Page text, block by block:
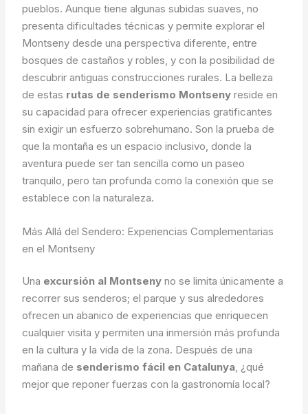
pueblos. Aunque tiene algunas subidas suaves, no
presenta dificultades técnicas y permite explorar el
Montseny desde una perspectiva diferente, entre
bosques de castaños y robles, y con la posibilidad de
descubrir antiguas construcciones rurales. La belleza
de estas rutas de senderismo Montseny reside en
su capacidad para ofrecer experiencias gratificantes
sin exigir un esfuerzo sobrehumano. Son la prueba de
que la montaña es un espacio inclusivo, donde la
aventura puede ser tan sencilla como un paseo
tranquilo, pero tan profunda como la conexión que se
establece con la naturaleza.
Más Allá del Sendero: Experiencias Complementarias
en el Montseny
Una excursión al Montseny no se limita únicamente a
recorrer sus senderos; el parque y sus alrededores
ofrecen un abanico de experiencias que enriquecen
cualquier visita y permiten una inmersión más profunda
en la cultura y la vida de la zona. Después de una
mañana de senderismo fácil en Catalunya, ¿qué
mejor que reponer fuerzas con la gastronomía local?